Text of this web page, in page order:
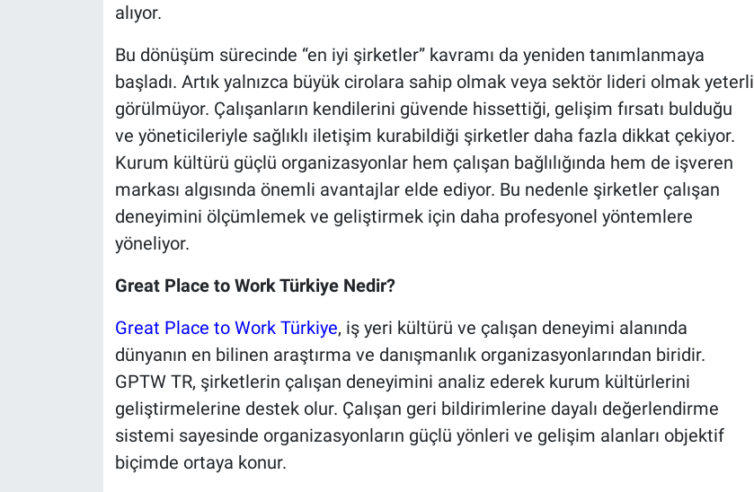
alıyor.
Bu dönüşüm sürecinde “en iyi şirketler” kavramı da yeniden tanımlanmaya
başladı. Artık yalnızca büyük cirolara sahip olmak veya sektör lideri olmak yeterli
görülmüyor. Çalışanların kendilerini güvende hissettiği, gelişim fırsatı bulduğu
ve yöneticileriyle sağlıklı iletişim kurabildiği şirketler daha fazla dikkat çekiyor.
Kurum kültürü güçlü organizasyonlar hem çalışan bağlılığında hem de işveren
markası algısında önemli avantajlar elde ediyor. Bu nedenle şirketler çalışan
deneyimini ölçümlemek ve geliştirmek için daha profesyonel yöntemlere
yöneliyor.
Great Place to Work Türkiye Nedir?
Great Place to Work Türkiye, iş yeri kültürü ve çalışan deneyimi alanında
dünyanın en bilinen araştırma ve danışmanlık organizasyonlarından biridir.
GPTW TR, şirketlerin çalışan deneyimini analiz ederek kurum kültürlerini
geliştirmelerine destek olur. Çalışan geri bildirimlerine dayalı değerlendirme
sistemi sayesinde organizasyonların güçlü yönleri ve gelişim alanları objektif
biçimde ortaya konur.